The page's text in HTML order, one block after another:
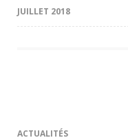
JUILLET 2018
ACTUALITÉS